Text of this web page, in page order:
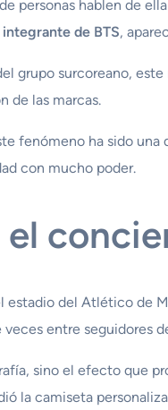
personas hablen de
integrante de BTS,
grupo surcoreano,
de las marcas.
fenómeno ha sido
con mucho poder.
estadio del Atlético de
entre seguidores
sino el efecto que
la camiseta